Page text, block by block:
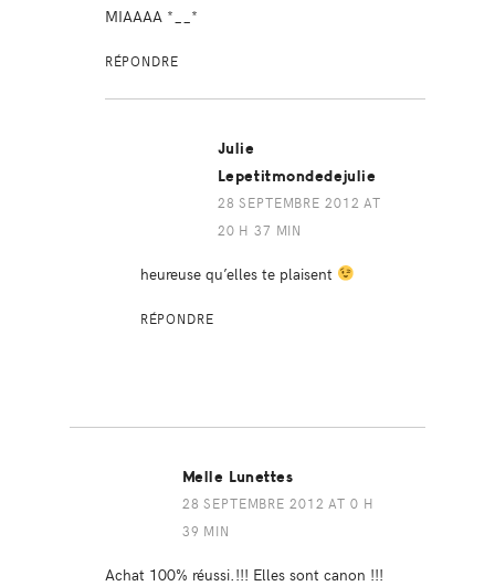
MIAAAA *__*
RÉPONDRE
Julie
Lepetitmondedejulie
28 SEPTEMBRE 2012 AT
20 H 37 MIN
heureuse qu’elles te plaisent
RÉPONDRE
Melle Lunettes
28 SEPTEMBRE 2012 AT 0 H
39 MIN
Achat 100% réussi.!!! Elles sont canon !!!